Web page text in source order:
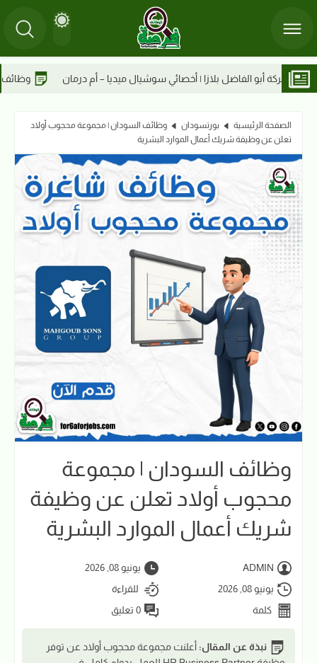
سوشيال ميديا – أم درمان وظائف شركة أبو الفاضل بلازا | كاشير – أم
الصفحة الرئيسية بورتسودان
وظائف السودان | مجموعة محجوب أولاد
تعلن عن وظيفة شريك أعمال الموارد البشرية
وظائف السودان | مجموعة
محجوب أولاد تعلن عن وظيفة
شريك أعمال الموارد البشرية
ADMIN
يونيو 08, 2026
يونيو 08, 2026
للقراءة
كلمة
0 تعليق
نبذة عن المقال: أعلنت مجموعة محجوب أولاد عن توفر